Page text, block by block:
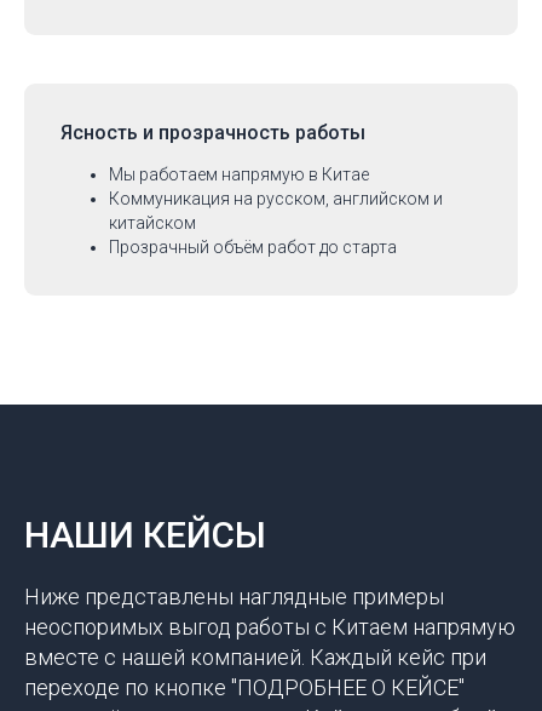
Ясность и прозрачность работы
Мы работаем напрямую в Китае
Коммуникация на русском, английском и
китайском
Прозрачный объём работ до старта
НАШИ КЕЙСЫ
Ниже представлены наглядные примеры
неоспоримых выгод работы с Китаем напрямую
вместе с нашей компанией. Каждый кейс при
переходе по кнопке "ПОДРОБНЕЕ О КЕЙСЕ"